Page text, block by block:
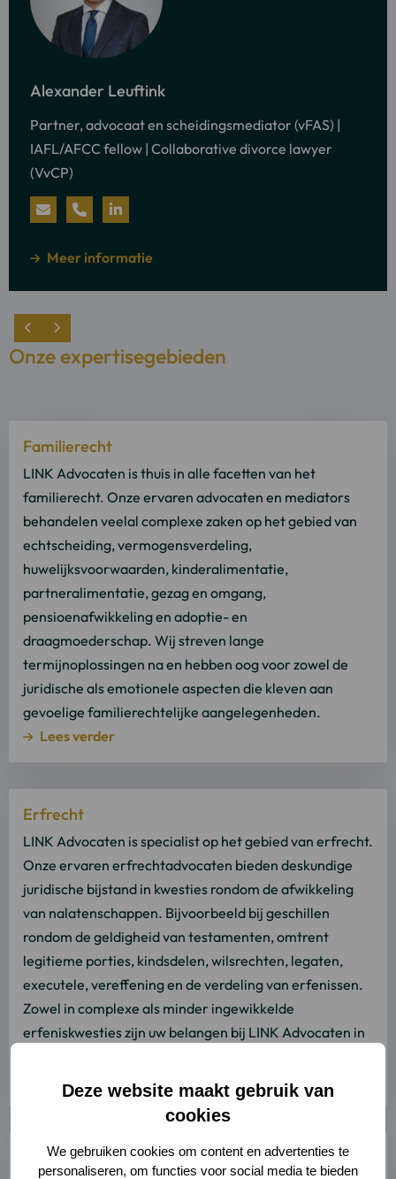
Deze website maakt gebruik van
cookies
We gebruiken cookies om content en advertenties te
personaliseren, om functies voor social media te bieden
Alexander Leuftink
informatie
Alexander
Leuftink
Partner, advocaat en scheidingsmediator (vFAS) |
IAFL/AFCC fellow | Collaborative divorce lawyer
(VvCP)
Stuur
een
naar
Alexander
Bel
Alexander
Bezoek
LinkedIn
Leuftink
Meer informatieover
Onze expertisegebieden
Familierecht
LINK Advocaten is thuis in alle facetten van het
familierecht. Onze ervaren advocaten en mediators
behandelen veelal complexe zaken op het gebied van
echtscheiding, vermogensverdeling,
huwelijksvoorwaarden, kinderalimentatie,
partneralimentatie, gezag en omgang,
pensioenafwikkeling en adoptie- en
draagmoederschap. Wij streven lange
termijnoplossingen na en hebben oog voor zowel de
juridische als emotionele aspecten die kleven aan
gevoelige familierechtelijke aangelegenheden.
Lees verder
meer
over
Lees
verder
Erfrecht
LINK Advocaten is specialist op het gebied van erfrecht.
Onze ervaren erfrechtadvocaten bieden deskundige
juridische bijstand in kwesties rondom de afwikkeling
van nalatenschappen. Bijvoorbeeld bij geschillen
rondom de geldigheid van testamenten, omtrent
legitieme porties, kindsdelen, wilsrechten, legaten,
executele, vereffening en de verdeling van erfenissen.
Zowel in complexe als minder ingewikkelde
erfeniskwesties zijn uw belangen bij LINK Advocaten in
meer
over
Lees
verder
Internationaal familie- en erfrecht